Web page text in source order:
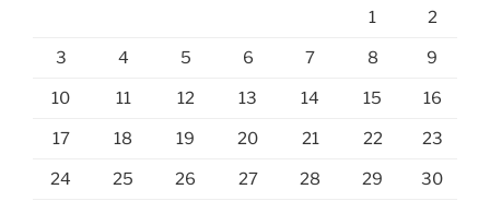
1 2
3 4 5 6 7 8 9
10 11 12 13 14 15 16
17 18 19 20 21 22 23
24 25 26 27 28 29 30